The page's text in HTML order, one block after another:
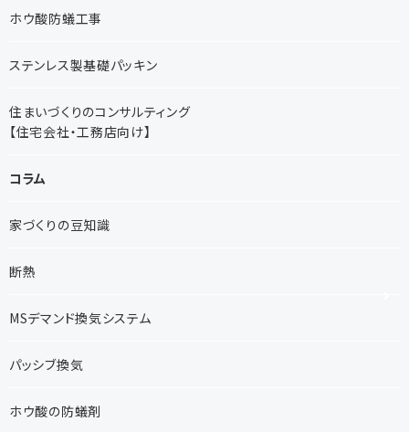
ホウ酸防蟻工事
ステンレス製基礎パッキン
住まいづくりのコンサルティング
【住宅会社・工務店向け】
コラム
家づくりの豆知識
断熱
MSデマンド換気システム
パッシブ換気
ホウ酸の防蟻剤